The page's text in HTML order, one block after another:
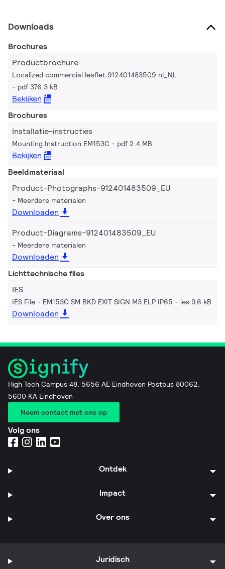
Downloads
Brochures
Productbrochure
Localized commercial leaflet 912401483509 nl_NL
pdf 376.3 kB
Bekijken
Brochures
Installatie-instructies
Mounting Instruction EM153C pdf 2.4 MB
Bekijken
Beeldmateriaal
Product-Photographs-912401483509_EU
Meerdere materialen
Downloaden
Product-Diagrams-912401483509_EU
Meerdere materialen
Downloaden
Lichttechnische files
IES
IES File - EM153C SM BKD EXIT SIGN M3 ELP IP65 ies 9.6 kB
Downloaden
High Tech Campus 48, 5656 AE Eindhoven Postbus 80062,
5600 KA Eindhoven
Neem contact met ons op
Volg ons
Ontdek
Impact
Over ons
Juridisch